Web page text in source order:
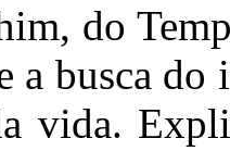
do
a busca
vida.